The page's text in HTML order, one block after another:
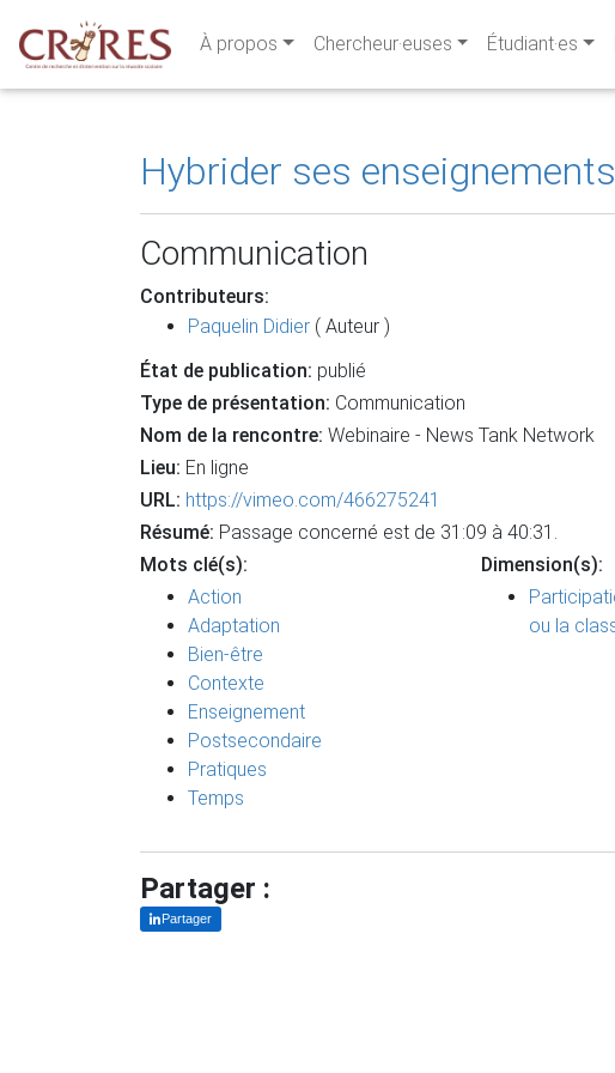
À propos Chercheur·euses Étudiant·es
Hybrider ses
Communication
Contributeurs:
Paquelin Didier ( Auteur )
État de publication: publié
Type de présentation: Communication
Nom de la rencontre: Webinaire - News Tank Network
Lieu: En ligne
URL: https://vimeo.com/466275241
Résumé: Passage concerné est de 31:09 à 40:31.
Mots clé(s):
Action
Adaptation
Bien-être
Contexte
Enseignement
Postsecondaire
Pratiques
Temps
Dimension(s):
ou la
Partager :
Partager